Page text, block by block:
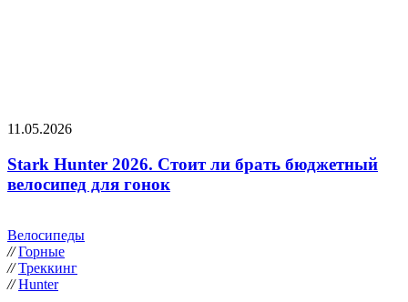
11.05.2026
Stark Hunter 2026. Стоит ли брать бюджетный
велосипед для гонок
Велосипеды
// Горные
// Треккинг
// Hunter